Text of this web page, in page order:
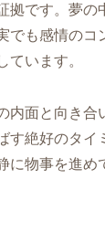
拠です。夢の
でも感情のコ
ています。
内面と向き合
す絶好のタイ
に物事を進め